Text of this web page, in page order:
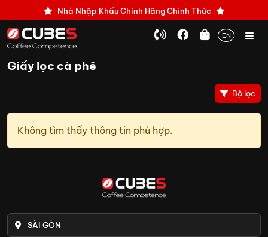
Nhà Nhập Khẩu Chính Hãng Chính Thức
EN
Giấy lọc cà phê
Bộ lọc
Không tìm thấy thông tin phù hợp.
SÀI GÒN